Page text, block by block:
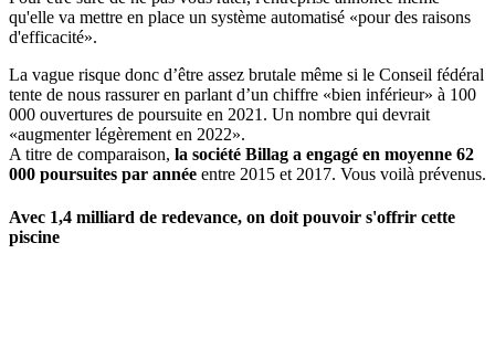
qu'elle va mettre en place un système automatisé «pour des raisons
d'efficacité».
La vague risque donc d’être assez brutale même si le Conseil fédéral
tente de nous rassurer en parlant d’un chiffre «bien inférieur» à 100
000 ouvertures de poursuite en 2021. Un nombre qui devrait
«augmenter légèrement en 2022».
A titre de comparaison, la société Billag a engagé en moyenne 62
000 poursuites par année entre 2015 et 2017. Vous voilà prévenus.
Avec 1,4 milliard de redevance, on doit pouvoir s'offrir cette
piscine